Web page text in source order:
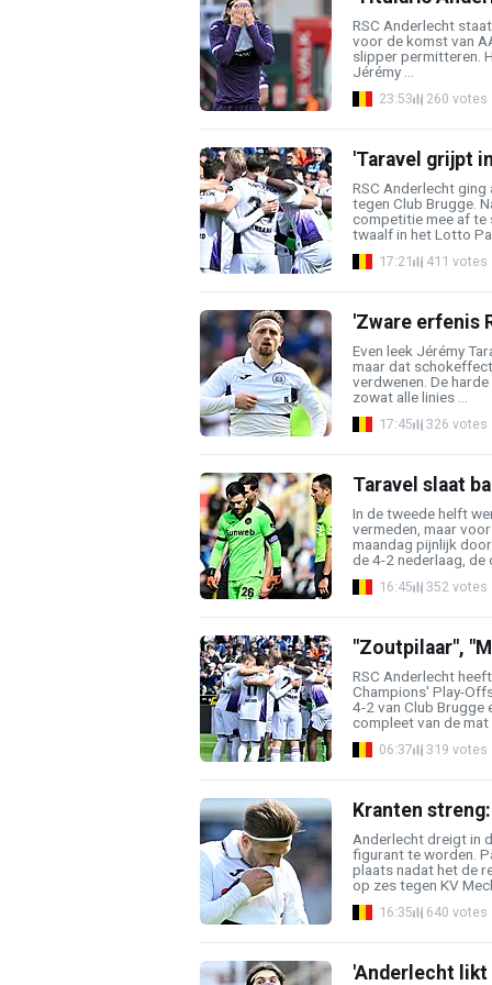
RSC Anderlecht
voor de komst van
slipper permitteren.
Jérémy ...
23:53 260 votes
'Taravel grijpt
RSC Anderlecht
tegen Club Brugge.
competitie mee af te
twaalf in het Lotto
17:21 411 votes
'Zware erfenis
Even leek Jérémy
maar dat
verdwenen. De
zowat alle linies ...
17:45 326 votes
Taravel slaat
In de tweede helft
vermeden, maar
maandag pijnlijk
de 4-2 nederlaag, de
16:45 352 votes
"Zoutpilaar",
RSC Anderlecht
Champions' Play-
4-2 van Club Brugge
compleet van de mat
06:37 319 votes
Kranten
Anderlecht dreigt in
figurant te worden.
plaats nadat het de
op zes tegen KV
16:35 640 votes
'Anderlecht likt